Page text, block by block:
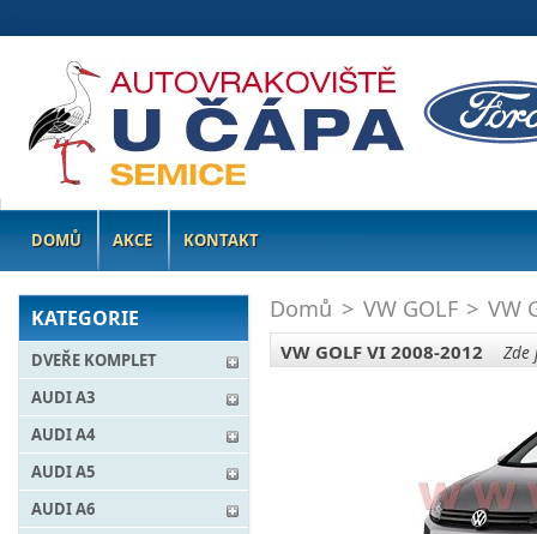
DOMŮ AKCE KONTAKT
KATEGORIE
DVEŘE KOMPLET
AUDI A3
AUDI A4
AUDI A5
AUDI A6
Domů > VW GOLF > VW
VW GOLF VI 2008-2012 Zde